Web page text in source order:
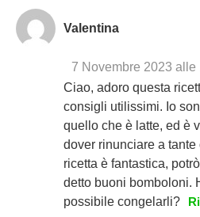
Valentina
7 Novembre 2023 alle
Ciao, adoro questa
consigli utilissimi. Io
quello che è latte, ed è
dover rinunciare a tante
ricetta è fantastica,
detto buoni bomboloni.
possibile congelarli?